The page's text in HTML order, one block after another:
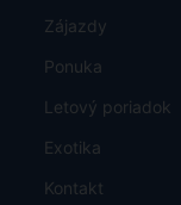
Zájazdy
Ponuka
Letový poriadok
Exotika
Kontakt